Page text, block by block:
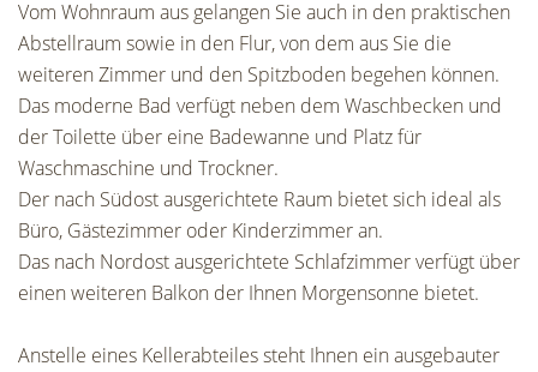
Vom Wohnraum aus gelangen Sie auch in den praktischen
Abstellraum sowie in den Flur, von dem aus Sie die
weiteren Zimmer und den Spitzboden begehen können.
Das moderne Bad verfügt neben dem Waschbecken und
der Toilette über eine Badewanne und Platz für
Waschmaschine und Trockner.
Der nach Südost ausgerichtete Raum bietet sich ideal als
Büro, Gästezimmer oder Kinderzimmer an.
Das nach Nordost ausgerichtete Schlafzimmer verfügt über
einen weiteren Balkon der Ihnen Morgensonne bietet.
Anstelle eines Kellerabteiles steht Ihnen ein ausgebauter